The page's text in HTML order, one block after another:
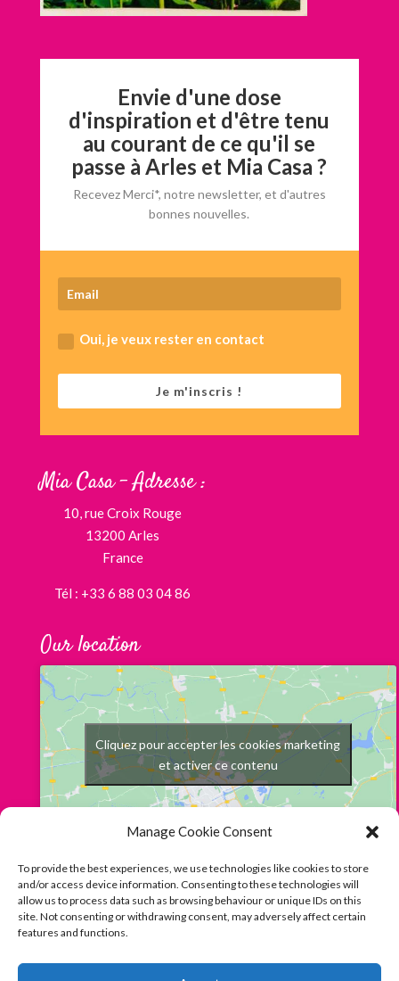
Manage Cookie Consent
To provide the best experiences, we use technologies like cookies to store
and/or access device information. Consenting to these technologies will
allow us to process data such as browsing behaviour or unique IDs on this
site. Not consenting or withdrawing consent, may adversely affect certain
features and functions.
Envie d'une dose
d'inspiration et d'être tenu
au courant de ce qu'il se
passe à Arles et Mia Casa ?
Recevez Merci*, notre newsletter, et d'autres
bonnes nouvelles.
Oui, je veux rester en contact
Je m'inscris !
Mia Casa – Adresse :
10, rue Croix Rouge
13200 Arles
France
Tél : +33 6 88 03 04 86
Our location
Cliquez pour accepter les cookies marketing
et activer ce contenu
Suivez nous sur Facebook
Instagram